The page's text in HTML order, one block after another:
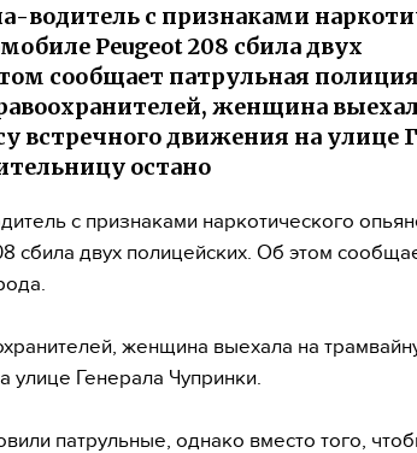
водитель с признаками
Peugeot 208 сбила двух
сообщает патрульная
женщина
встречного движения на улице
остано
с признаками наркотического
сбила двух полицейских. Об этом
женщина выехала на
улице Генерала Чупринки.
патрульные, однако вместо того,